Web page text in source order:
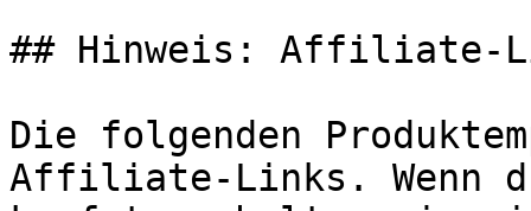
## Hinweis: Affiliate-
Die folgenden
Affiliate-Links. Wenn